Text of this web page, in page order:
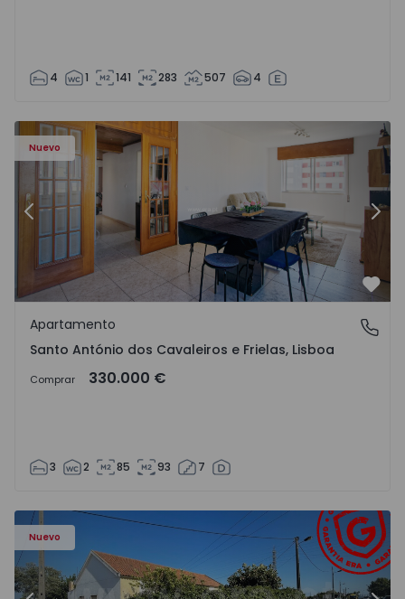
4 1 141 283 507 4
Nuevo
Frielas - 1572669 - 16
Apartamento T3 Loures, Santo António dos Cavaleiros e
Anterior
Santo António dos Cavaleiros e Frielas, Lisboa
Apartamento
Santo António dos Cavaleiros e Frielas, Lisboa
Comprar 330.000 €
3 2 85 93 7
Nuevo
- 20
Casa T2 Montijo, Atalaia e Alto Estanqueiro-Jardia -